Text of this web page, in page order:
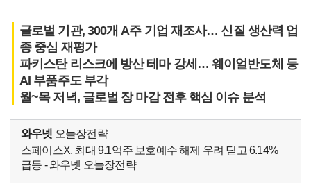
글로벌 기관, 300개 A주 기업 재조사… 신질 생산력 업
종 중심 재평가
파키스탄 리스크에 방산 테마 강세… 웨이얼반도체 등
AI 부품주도 부각
월~목 저녁, 글로벌 장 마감 전후 핵심 이슈 분석
와우넷 오늘장전략
스페이스X, 최대 9.1억주 보호예수 해제 우려 딛고 6.14%
급등 - 와우넷 오늘장전략